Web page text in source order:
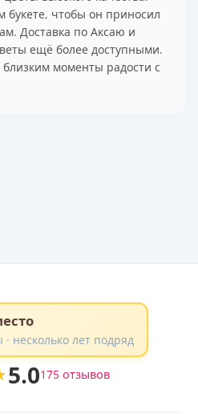
букете, чтобы он приносил
Доставка по Аксаю и
ещё более доступными.
моменты радости с
несколько лет подряд
5.0175 отзывов